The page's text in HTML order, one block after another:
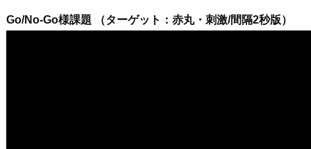
Go/No-Go様課題 （ターゲット：赤丸・刺激/間隔2秒版）